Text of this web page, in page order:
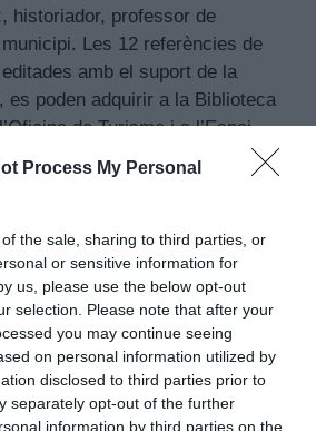
Process My Personal
the sale, sharing to third parties, or
or sensitive information for
us, please use the below opt-out
selection. Please note that after your
you may continue seeing
on personal information utilized by
disclosed to third parties prior to
separately opt-out of the further
information by third parties on the
historiador, professor de
Les 12 referències de
amb el suport de la
es poden adquirir a la Biblioteca
de Turisme i a l’Espai